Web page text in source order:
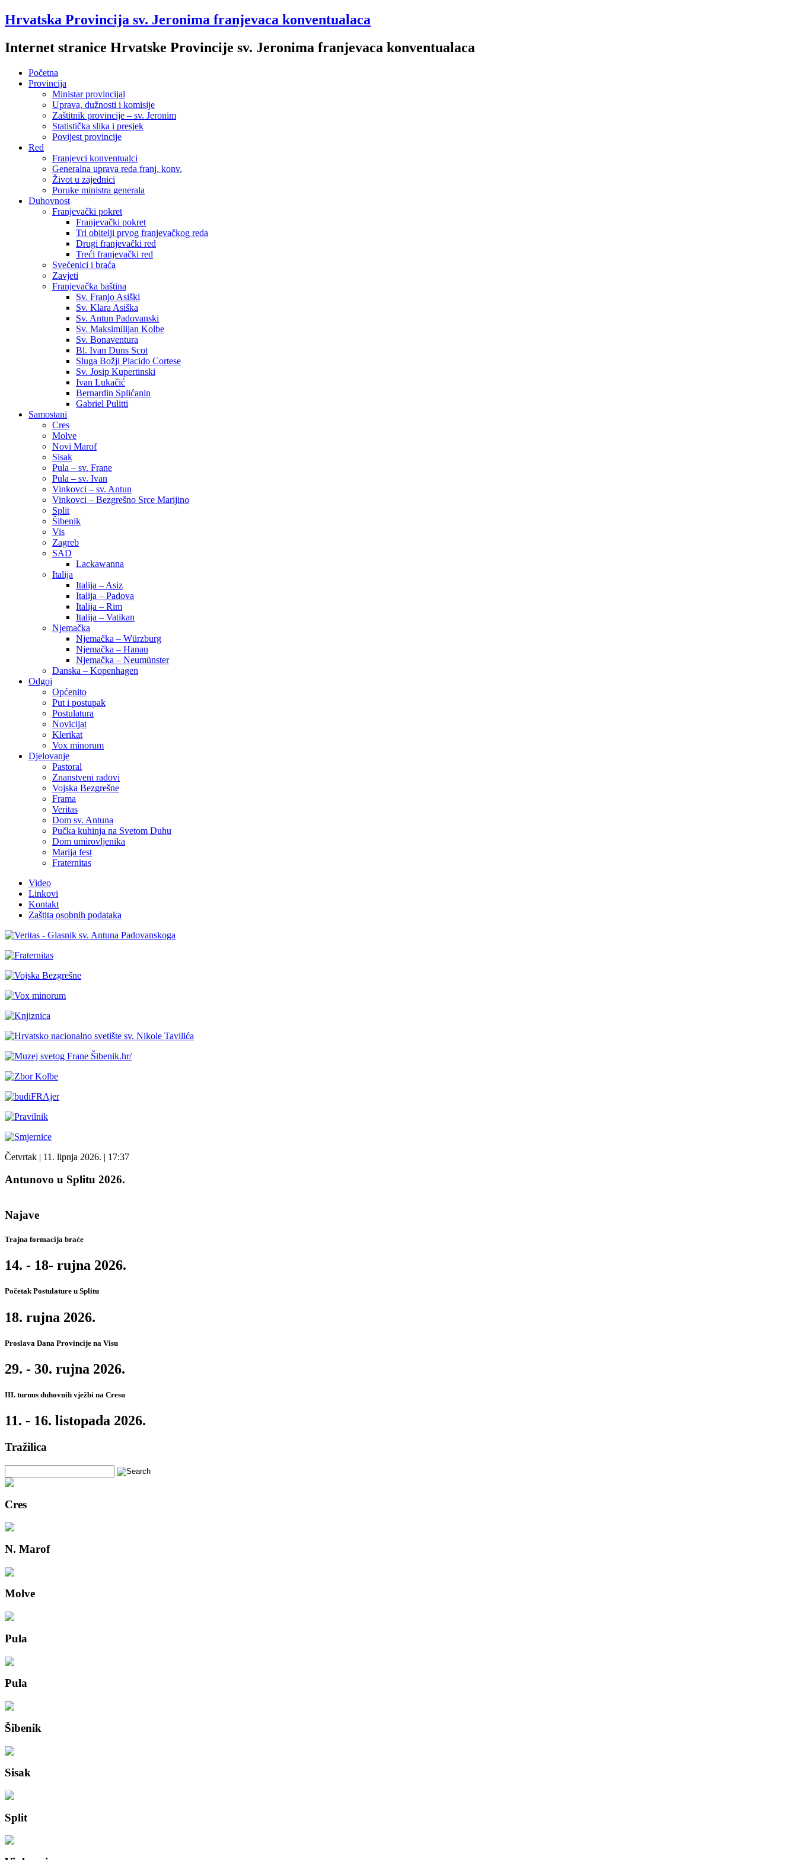
Hrvatska Provincija sv. Jeronima franjevaca konventualaca
Internet stranice Hrvatske Provincije sv. Jeronima franjevaca konventualaca
Početna
Provincija
Ministar provincijal
Uprava, dužnosti i komisije
Zaštitnik provincije – sv. Jeronim
Statistička slika i presjek
Povijest provincije
Red
Franjevci konventualci
Generalna uprava reda franj. konv.
Život u zajednici
Poruke ministra generala
Duhovnost
Franjevački pokret
Franjevački pokret
Tri obitelji prvog franjevačkog reda
Drugi franjevački red
Treći franjevački red
Svećenici i braća
Zavjeti
Franjevačka baština
Sv. Franjo Asiški
Sv. Klara Asiška
Sv. Antun Padovanski
Sv. Maksimilijan Kolbe
Sv. Bonaventura
Bl. Ivan Duns Scot
Sluga Božji Placido Cortese
Sv. Josip Kupertinski
Ivan Lukačić
Bernardin Splićanin
Gabriel Pulitti
Samostani
Cres
Molve
Novi Marof
Sisak
Pula – sv. Frane
Pula – sv. Ivan
Vinkovci – sv. Antun
Vinkovci – Bezgrešno Srce Marijino
Split
Šibenik
Vis
Zagreb
SAD
Lackawanna
Italija
Italija – Asiz
Italija – Padova
Italija – Rim
Italija – Vatikan
Njemačka
Njemačka – Würzburg
Njemačka – Hanau
Njemačka – Neumünster
Danska – Kopenhagen
Odgoj
Općenito
Put i postupak
Postulatura
Novicijat
Klerikat
Vox minorum
Djelovanje
Pastoral
Znanstveni radovi
Vojska Bezgrešne
Frama
Veritas
Dom sv. Antuna
Pučka kuhinja na Svetom Duhu
Dom umirovljenika
Marija fest
Fraternitas
Video
Linkovi
Kontakt
Zaštita osobnih podataka
Četvrtak | 11. lipnja 2026. | 17:37
Antunovo u Splitu 2026.
Najave
Trajna formacija braće
14. - 18- rujna 2026.
Početak Postulature u Splitu
18. rujna 2026.
Proslava Dana Provincije na Visu
29. - 30. rujna 2026.
III. turnus duhovnih vježbi na Cresu
11. - 16. listopada 2026.
Tražilica
Cres
N. Marof
Molve
Pula
Pula
Šibenik
Sisak
Split